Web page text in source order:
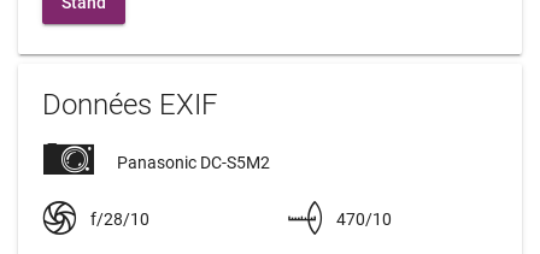
Données EXIF
Panasonic DC-S5M2
f/28/10 470/10